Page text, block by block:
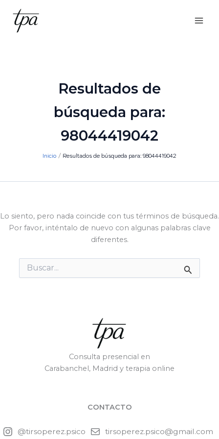
contenido
Resultados de
búsqueda para:
98044419042
Inicio Resultados de búsqueda para: 98044419042
Lo siento, pero nada coincide con tus términos de búsqueda.
Por favor, inténtalo de nuevo con algunas palabras clave
diferentes.
Buscar
por:
Consulta presencial en
Carabanchel, Madrid y terapia online
CONTACTO
@tirsoperez.psico tirsoperez.psico@gmail.com